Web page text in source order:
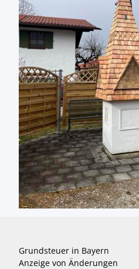
Grundsteuer in Bayern
Anzeige von Änderungen